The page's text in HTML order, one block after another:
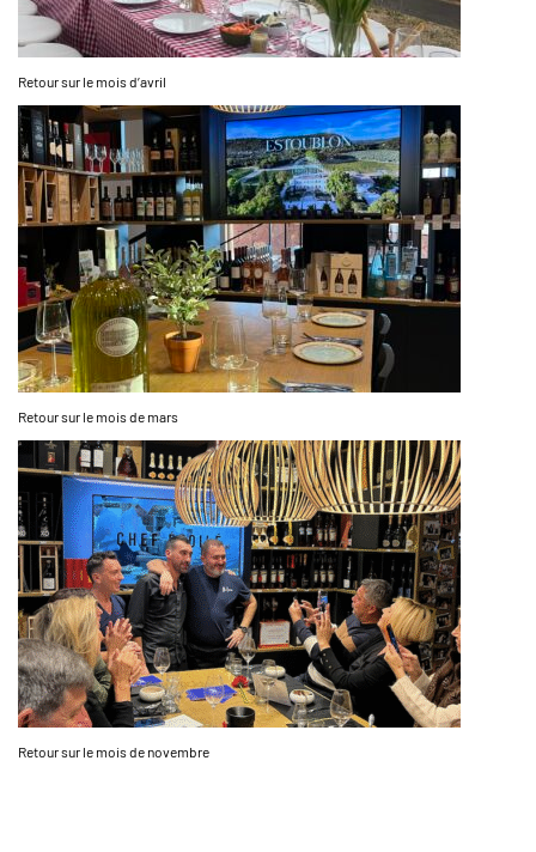
Retour sur le mois d’avril
Retour sur le mois de mars
Retour sur le mois de novembre